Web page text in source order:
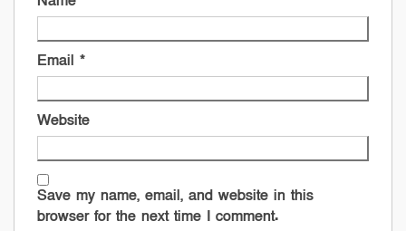
Email *
Website
Save my name, email, and website in this
browser for the next time I comment.